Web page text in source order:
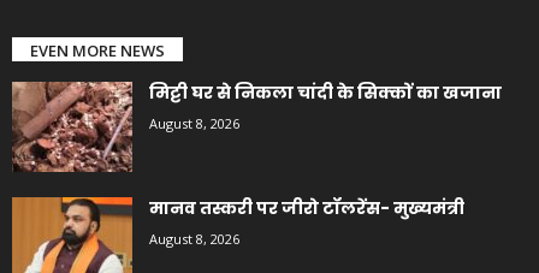
EVEN MORE NEWS
मिट्टी घर से निकला चांदी के सिक्कों का खजाना
August 8, 2026
मानव तस्करी पर जीरो टॉलरेंस- मुख्यमंत्री
August 8, 2026